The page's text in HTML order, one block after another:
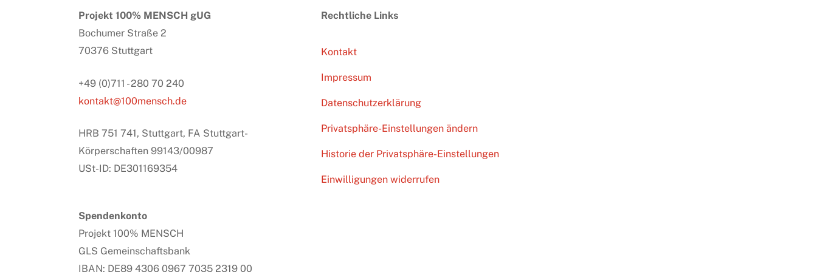
Projekt 100% MENSCH gUG
Bochumer Straße 2
70376 Stuttgart
+49 (0)711 - 280 70 240
kontakt@100mensch.de
HRB 751 741, Stuttgart, FA Stuttgart-
Körperschaften 99143/00987
USt-ID: DE301169354
Rechtliche Links
Kontakt
Impressum
Datenschutzerklärung
Privatsphäre-Einstellungen ändern
Historie der Privatsphäre-Einstellungen
Einwilligungen widerrufen
Spendenkonto
Projekt 100% MENSCH
GLS Gemeinschaftsbank
IBAN: DE89 4306 0967 7035 2319 00